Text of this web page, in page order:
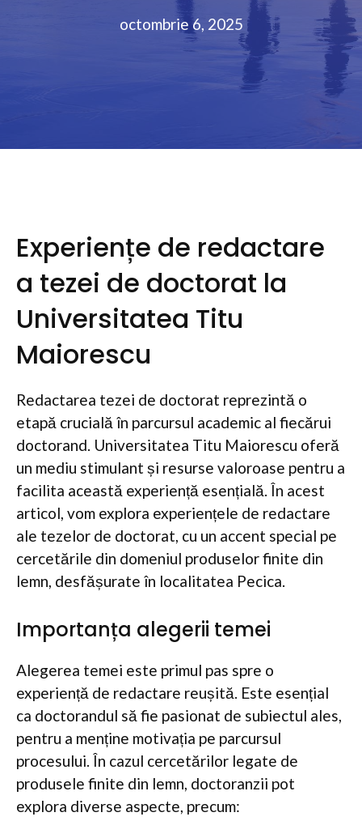
octombrie 6, 2025
Experiențe de redactare
a tezei de doctorat la
Universitatea Titu
Maiorescu
Redactarea tezei de doctorat reprezintă o
etapă crucială în parcursul academic al fiecărui
doctorand. Universitatea Titu Maiorescu oferă
un mediu stimulant și resurse valoroase pentru a
facilita această experiență esențială. În acest
articol, vom explora experiențele de redactare
ale tezelor de doctorat, cu un accent special pe
cercetările din domeniul produselor finite din
lemn, desfășurate în localitatea Pecica.
Importanța alegerii temei
Alegerea temei este primul pas spre o
experiență de redactare reușită. Este esențial
ca doctorandul să fie pasionat de subiectul ales,
pentru a menține motivația pe parcursul
procesului. În cazul cercetărilor legate de
produsele finite din lemn, doctoranzii pot
explora diverse aspecte, precum: